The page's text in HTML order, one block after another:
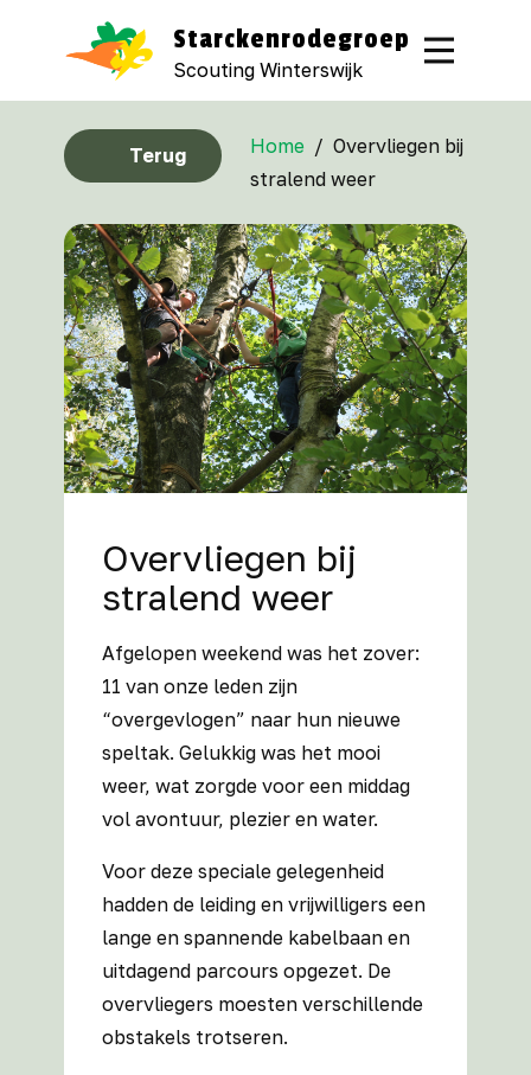
Starckenrodegroep
Scouting Winterswijk
Terug Home / Overvliegen bij
stralend weer
Overvliegen bij
stralend weer
Afgelopen weekend was het zover:
11 van onze leden zijn
“overgevlogen” naar hun nieuwe
speltak. Gelukkig was het mooi
weer, wat zorgde voor een middag
vol avontuur, plezier en water.
Voor deze speciale gelegenheid
hadden de leiding en vrijwilligers een
lange en spannende kabelbaan en
uitdagend parcours opgezet. De
overvliegers moesten verschillende
obstakels trotseren.